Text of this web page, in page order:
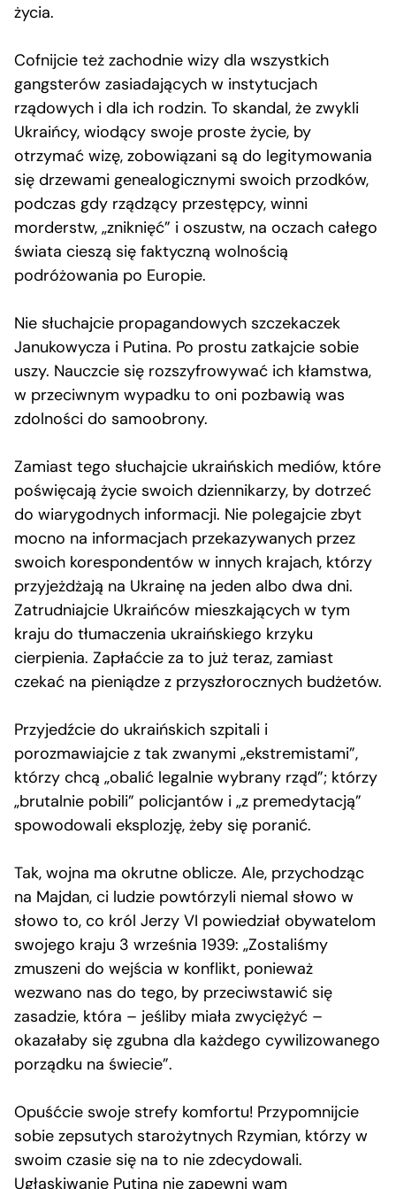
życia.
Cofnijcie też zachodnie wizy dla wszystkich
gangsterów zasiadających w instytucjach
rządowych i dla ich rodzin. To skandal, że zwykli
Ukraińcy, wiodący swoje proste życie, by
otrzymać wizę, zobowiązani są do legitymowania
się drzewami genealogicznymi swoich przodków,
podczas gdy rządzący przestępcy, winni
morderstw, „zniknięć” i oszustw, na oczach całego
świata cieszą się faktyczną wolnością
podróżowania po Europie.
Nie słuchajcie propagandowych szczekaczek
Janukowycza i Putina. Po prostu zatkajcie sobie
uszy. Nauczcie się rozszyfrowywać ich kłamstwa,
w przeciwnym wypadku to oni pozbawią was
zdolności do samoobrony.
Zamiast tego słuchajcie ukraińskich mediów, które
poświęcają życie swoich dziennikarzy, by dotrzeć
do wiarygodnych informacji. Nie polegajcie zbyt
mocno na informacjach przekazywanych przez
swoich korespondentów w innych krajach, którzy
przyjeżdżają na Ukrainę na jeden albo dwa dni.
Zatrudniajcie Ukraińców mieszkających w tym
kraju do tłumaczenia ukraińskiego krzyku
cierpienia. Zapłaćcie za to już teraz, zamiast
czekać na pieniądze z przyszłorocznych budżetów.
Przyjedźcie do ukraińskich szpitali i
porozmawiajcie z tak zwanymi „ekstremistami”,
którzy chcą „obalić legalnie wybrany rząd”; którzy
„brutalnie pobili” policjantów i „z premedytacją”
spowodowali eksplozję, żeby się poranić.
Tak, wojna ma okrutne oblicze. Ale, przychodząc
na Majdan, ci ludzie powtórzyli niemal słowo w
słowo to, co król Jerzy VI powiedział obywatelom
swojego kraju 3 września 1939: „Zostaliśmy
zmuszeni do wejścia w konflikt, ponieważ
wezwano nas do tego, by przeciwstawić się
zasadzie, która – jeśliby miała zwyciężyć –
okazałaby się zgubna dla każdego cywilizowanego
porządku na świecie”.
Opuśćcie swoje strefy komfortu! Przypomnijcie
sobie zepsutych starożytnych Rzymian, którzy w
swoim czasie się na to nie zdecydowali.
Ugłaskiwanie Putina nie zapewni wam